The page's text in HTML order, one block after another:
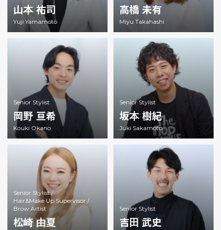
山本 祐司
Yuji Yamamoto
高橋 未有
Miyu Takahashi
Senior Stylist
岡野 亘希
Kouki Okano
Senior Stylist
坂本 樹紀
Juki Sakamoto
Senior Stylist /
Hair&Make Up Supervisor /
Brow Artist
松崎 由夏
Senior Stylist
吉田 武史